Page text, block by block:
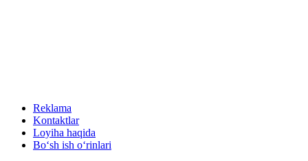
Reklama
Kontaktlar
Loyiha haqida
Bo‘sh ish o‘rinlari